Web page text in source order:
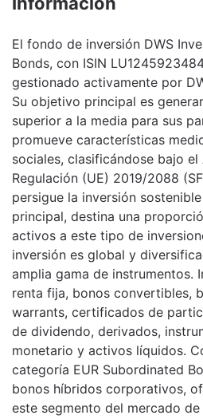
El fondo de inversión DWS
Bonds, con ISIN
gestionado activamente por
Su objetivo principal es
superior a la media para sus
promueve características
sociales, clasificándose bajo
Regulación (UE) 2019/2088
persigue la inversión
principal, destina una
activos a este tipo de
inversión es global y
amplia gama de instrumentos.
renta fija, bonos convertibles,
warrants, certificados de
de dividendo, derivados,
monetario y activos líquidos.
categoría EUR Subordinated
bonos híbridos corporativos,
este segmento del mercado